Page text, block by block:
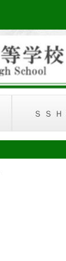
Ｓ Ｓ Ｈ